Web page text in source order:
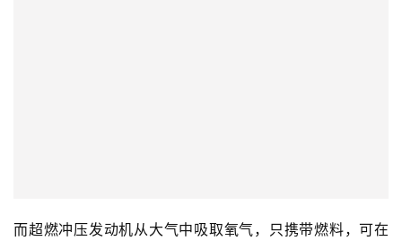
而超燃冲压发动机从大气中吸取氧气，只携带燃料，可在